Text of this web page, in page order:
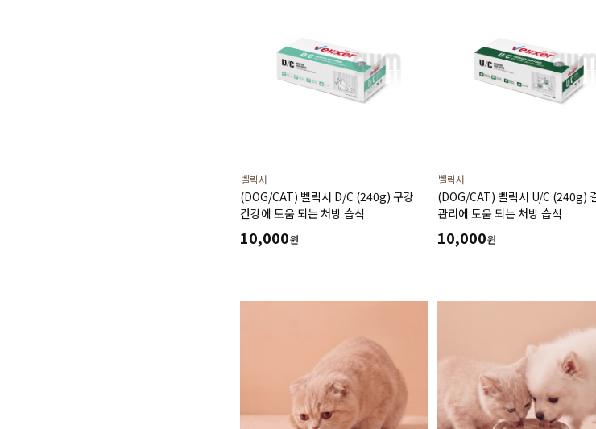
벨릭서
(DOG/CAT) 벨릭서 D/C (240g) 구강
건강에 도움 되는 처방 습식
10,000원
벨릭서
(DOG/CAT) 벨릭서 U/C (240g)
관리에 도움 되는 처방 습식
10,000원